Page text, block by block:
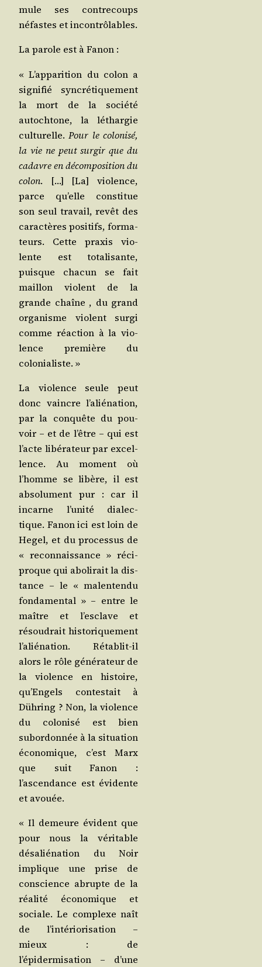
mule ses contre­coups
néfastes et incontrôlables.
La parole est à Fanon :
« L’apparition du colon a
signi­fié syn­cré­ti­que­ment
la mort de la socié­té
autoch­tone, la léthar­gie
cultu­relle.Pour le colo­ni­sé,
la vie ne peut sur­gir que du
cadavre en décom­po­si­tion du
colon. […] [La] vio­lence,
parce qu’elle consti­tue
son seul tra­vail, revêt des
carac­tères posi­tifs, for­ma­
teurs. Cette praxis vio­
lente est tota­li­sante,
puisque cha­cun se fait
maillon violent de la
grande chaîne , du grand
orga­nisme violent sur­gi
comme réac­tion à la vio­
lence pre­mière du
colonialiste. »
La vio­lence seule peut
donc vaincre l’aliénation,
par la conquête du pou­
voir – et de l’être – qui est
l’acte libé­ra­teur par excel­
lence. Au moment où
l’homme se libère, il est
abso­lu­ment pur : car il
incarne l’unité dia­lec­
tique. Fanon ici est loin de
Hegel, et du pro­ces­sus de
« recon­nais­sance » réci­
proque qui abo­li­rait la dis­
tance – le « mal­en­ten­du
fon­da­men­tal » – entre le
maître et l’esclave et
résou­drait his­to­ri­que­ment
l’aliénation. Réta­blit-il
alors le rôle géné­ra­teur de
la vio­lence en his­toire,
qu’Engels contes­tait à
Düh­ring ? Non, la vio­lence
du colo­ni­sé est bien
subor­don­née à la situa­tion
éco­no­mique, c’est Marx
que suit Fanon :
l’ascendance est évi­dente
et avouée.
« Il demeure évident que
pour nous la véri­table
désa­lié­na­tion du Noir
implique une prise de
conscience abrupte de la
réa­li­té éco­no­mique et
sociale. Le com­plexe naît
de l’intériorisation –
mieux : de
l’épidermisation – d’une